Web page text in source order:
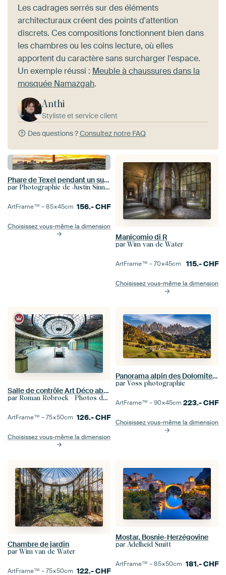
Les cadrages serrés sur des éléments
architecturaux créent des points d'attention
discrets. Ces compositions fonctionnent bien dans
les chambres ou les coins lecture, où elles
apportent du caractère sans surcharger l'espace.
Un exemple réussi : Meuble à chaussures dans la
mosquée Namazgah.
Anthi
Styliste et service client
Des questions ?Consultez notre FAQ
Phare de Texel pendant un superbe coucher de soleil / Phare de Texel pendant un superbe coucher de s
par Photographie de Justin Sinner (Photographe à Texel)
ArtFrame™ –85×45cm 156.-CHF
Choisissez vous-même la dimension
Manicomio di R
par Wim van de Water
ArtFrame™ –70×45cm 115.-CHF
Choisissez vous-même la dimension
Salle de contrôle Art Déco abandonnée.
par Roman Robroek - Photos de bâtiments abandonnés
ArtFrame™ –75×50cm 126.-CHF
Choisissez vous-même la dimension
Panorama alpin des Dolomites dans la lumière ensoleillée de l'automne
par Voss photographie
ArtFrame™ –90×45cm 223.-CHF
Choisissez vous-même la dimension
Chambre de jardin
par Wim van de Water
ArtFrame™ –75×50cm 122.-CHF
Mostar, Bosnie-Herzégovine
par Adelheid Smitt
ArtFrame™ –85×50cm 181.-CHF